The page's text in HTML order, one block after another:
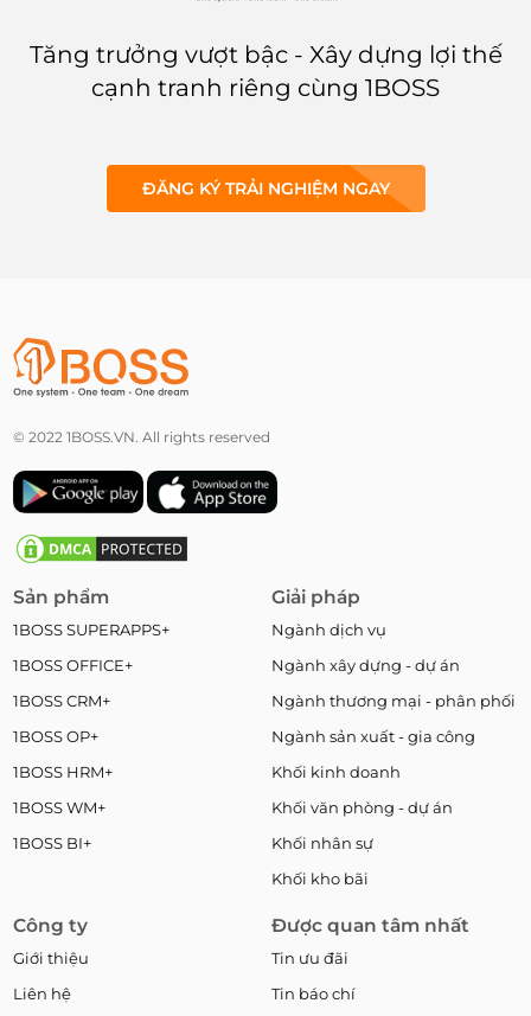
Tăng trưởng vượt bậc - Xây dựng lợi thế
cạnh tranh riêng cùng 1BOSS
ĐĂNG KÝ TRẢI NGHIỆM NGAY
© 2022 1BOSS.VN. All rights reserved
Sản phẩm
1BOSS SUPERAPPS+
1BOSS OFFICE+
1BOSS CRM+
1BOSS OP+
1BOSS HRM+
1BOSS WM+
1BOSS BI+
Giải pháp
Ngành dịch vụ
Ngành xây dựng - dự án
Ngành thương mại - phân phối
Ngành sản xuất - gia công
Khối kinh doanh
Khối văn phòng - dự án
Khối nhân sự
Khối kho bãi
Công ty
Giới thiệu
Liên hệ
Được quan tâm nhất
Tin ưu đãi
Tin báo chí